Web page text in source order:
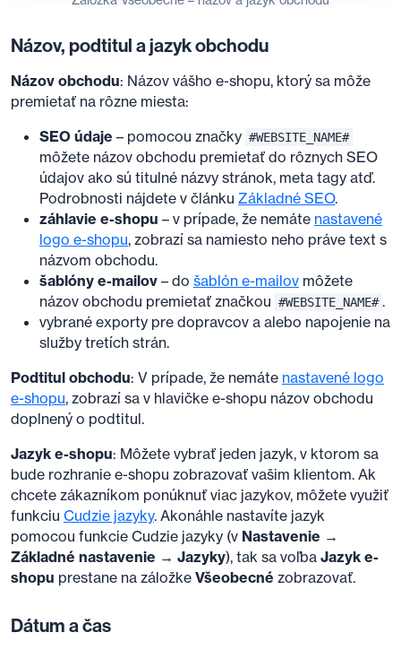
Názov, podtitul a jazyk obchodu
Názov obchodu: Názov vášho e-shopu, ktorý sa môže
premietať na rôzne miesta:
SEO údaje – pomocou značky #WEBSITE_NAME#
môžete názov obchodu premietať do rôznych SEO
údajov ako sú titulné názvy stránok, meta tagy atď.
Podrobnosti nájdete v článku Základné SEO.
záhlavie e-shopu – v prípade, že nemáte nastavené
logo e-shopu, zobrazí sa namiesto neho práve text s
názvom obchodu.
šablóny e-mailov – do šablón e-mailov môžete
názov obchodu premietať značkou #WEBSITE_NAME# .
vybrané exporty pre dopravcov a alebo napojenie na
služby tretích strán.
Podtitul obchodu: V prípade, že nemáte nastavené logo
e-shopu, zobrazí sa v hlavičke e-shopu názov obchodu
doplnený o podtitul.
Jazyk e-shopu: Môžete vybrať jeden jazyk, v ktorom sa
bude rozhranie e-shopu zobrazovať vašim klientom. Ak
chcete zákazníkom ponúknuť viac jazykov, môžete využiť
funkciu Cudzie jazyky. Akonáhle nastavíte jazyk
pomocou funkcie Cudzie jazyky (v Nastavenie →
Základné nastavenie → Jazyky), tak sa voľba Jazyk e-
shopu prestane na záložke Všeobecné zobrazovať.
Dátum a čas